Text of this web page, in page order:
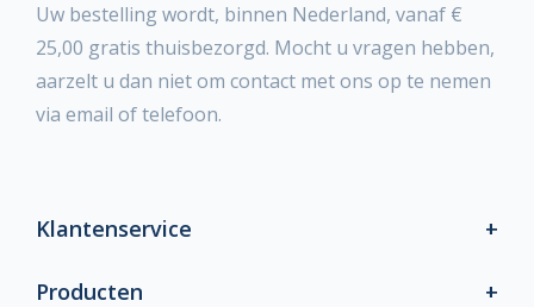
Uw bestelling wordt, binnen Nederland, vanaf €
25,00 gratis thuisbezorgd. Mocht u vragen hebben,
aarzelt u dan niet om contact met ons op te nemen
via email of telefoon.
Klantenservice
Producten